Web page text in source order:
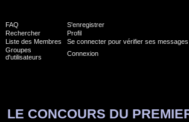
FAQ
S'enregistrer
Rechercher
Profil
Liste des Membres
Se connecter pour vérifier ses
Groupes
d'utilisateurs
Connexion
LE CONCOURS DU